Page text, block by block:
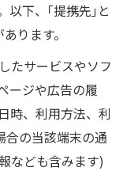
以下、｢提携先｣と
ります。
たサービスやソフ
ージや広告の履
時、利用方法、利
合の当該端末の通
なども含みます)